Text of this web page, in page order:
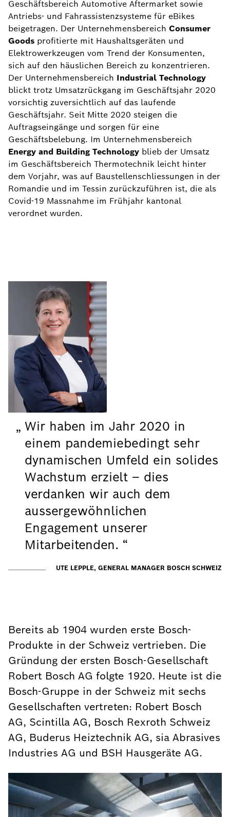
Geschäftsbereich Automotive Aftermarket sowie
Antriebs- und Fahrassistenzsysteme für eBikes
beigetragen. Der Unternehmensbereich Consumer
Goods profitierte mit Haushaltsgeräten und
Elektrowerkzeugen vom Trend der Konsumenten,
sich auf den häuslichen Bereich zu konzentrieren.
Der Unternehmensbereich Industrial Technology
blickt trotz Umsatzrückgang im Geschäftsjahr 2020
vorsichtig zuversichtlich auf das laufende
Geschäftsjahr. Seit Mitte 2020 steigen die
Auftragseingänge und sorgen für eine
Geschäftsbelebung. Im Unternehmensbereich
Energy and Building Technology blieb der Umsatz
im Geschäftsbereich Thermotechnik leicht hinter
dem Vorjahr, was auf Baustellenschliessungen in der
Romandie und im Tessin zurückzuführen ist, die als
Covid-19 Massnahme im Frühjahr kantonal
verordnet wurden.
Wir haben im Jahr 2020 in
einem pandemiebedingt sehr
dynamischen Umfeld ein solides
Wachstum erzielt – dies
verdanken wir auch dem
aussergewöhnlichen
Engagement unserer
Mitarbeitenden.
UTE LEPPLE, GENERAL MANAGER BOSCH SCHWEIZ
Bereits ab 1904 wurden erste Bosch-
Produkte in der Schweiz vertrieben. Die
Gründung der ersten Bosch-Gesellschaft
Robert Bosch AG folgte 1920. Heute ist die
Bosch-Gruppe in der Schweiz mit sechs
Gesellschaften vertreten: Robert Bosch
AG, Scintilla AG, Bosch Rexroth Schweiz
AG, Buderus Heiztechnik AG, sia Abrasives
Industries AG und BSH Hausgeräte AG.